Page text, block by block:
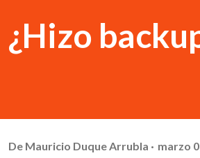
¿Hizo
De Mauricio Duque Arrubla marzo